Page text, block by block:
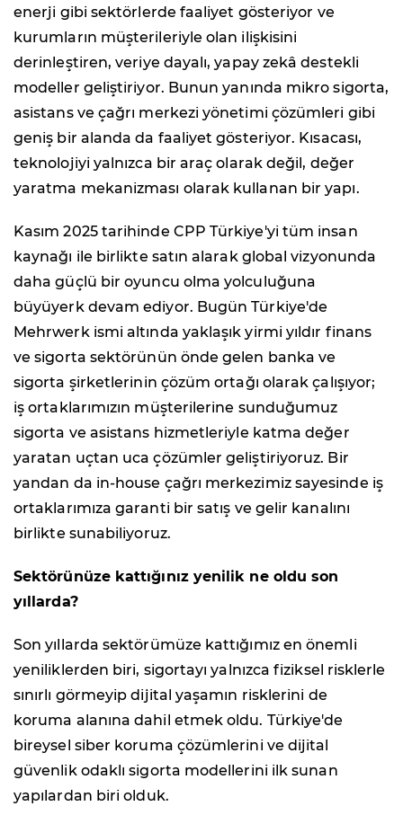
enerji gibi sektörlerde faaliyet gösteriyor ve
kurumların müşterileriyle olan ilişkisini
derinleştiren, veriye dayalı, yapay zekâ destekli
modeller geliştiriyor. Bunun yanında mikro sigorta,
asistans ve çağrı merkezi yönetimi çözümleri gibi
geniş bir alanda da faaliyet gösteriyor. Kısacası,
teknolojiyi yalnızca bir araç olarak değil, değer
yaratma mekanizması olarak kullanan bir yapı.
Kasım 2025 tarihinde CPP Türkiye'yi tüm insan
kaynağı ile birlikte satın alarak global vizyonunda
daha güçlü bir oyuncu olma yolculuğuna
büyüyerk devam ediyor. Bugün Türkiye'de
Mehrwerk ismi altında yaklaşık yirmi yıldır finans
ve sigorta sektörünün önde gelen banka ve
sigorta şirketlerinin çözüm ortağı olarak çalışıyor;
iş ortaklarımızın müşterilerine sunduğumuz
sigorta ve asistans hizmetleriyle katma değer
yaratan uçtan uca çözümler geliştiriyoruz. Bir
yandan da in-house çağrı merkezimiz sayesinde iş
ortaklarımıza garanti bir satış ve gelir kanalını
birlikte sunabiliyoruz.
Sektörünüze kattığınız yenilik ne oldu son
yıllarda?
Son yıllarda sektörümüze kattığımız en önemli
yeniliklerden biri, sigortayı yalnızca fiziksel risklerle
sınırlı görmeyip dijital yaşamın risklerini de
koruma alanına dahil etmek oldu. Türkiye'de
bireysel siber koruma çözümlerini ve dijital
güvenlik odaklı sigorta modellerini ilk sunan
yapılardan biri olduk.